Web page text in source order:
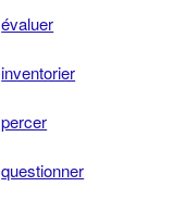
évaluer
inventorier
percer
questionner